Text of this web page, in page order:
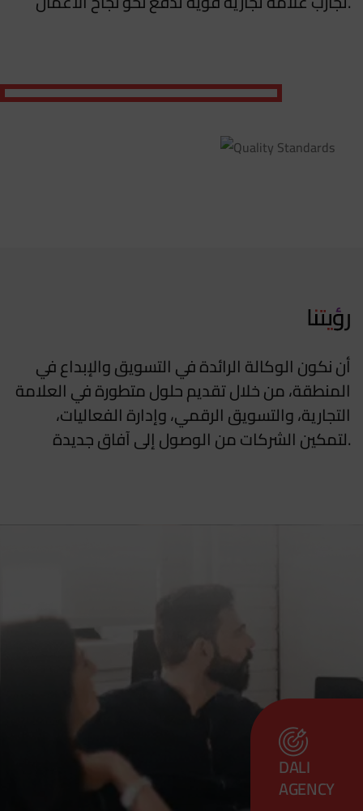
رؤيتنا
أن نكون الوكالة الرائدة في التسويق والإبداع في
المنطقة، من خلال تقديم حلول متطورة في العلامة
التجارية، والتسويق الرقمي، وإدارة الفعاليات،
لتمكين الشركات من الوصول إلى آفاق جديدة.
DALI
AGENCY